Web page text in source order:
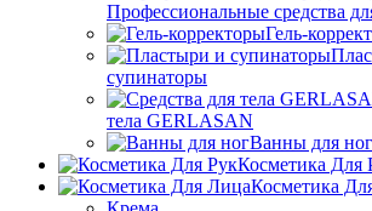
Профессиональные средства
Гель-
супинаторы
тела GERLASAN
Ванны для ног
Косметика Для
Косметика